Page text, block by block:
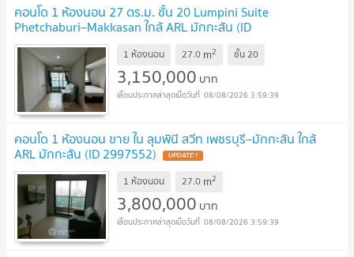
คอนโด 1 ห้องนอน 27 ตร.ม. ชั้น 20 Lumpini Suite
Phetchaburi–Makkasan ใกล้ ARL มักกะสัน (ID
2564560)
1 ห้องนอน 27.0 m2 ชั้น20
3,150,000 บาท
08/08/2026 3:59:39
คอนโด 1 ห้องนอน ขาย ใน ลุมพินี สวีท เพชรบุรี–มักกะสัน ใกล้
ARL มักกะสัน (ID 2997552)
1 ห้องนอน 27.0 m2
3,800,000 บาท
08/08/2026 3:59:39